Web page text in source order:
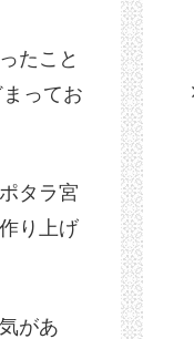
たこと
ってお
タラ宮
り上げ
があ